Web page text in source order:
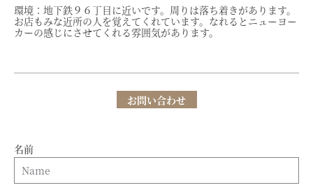
環境：地下鉄９６丁目に近いです。周りは落ち着きがあります。
お店もみな近所の人を覚えてくれています。なれるとニューヨー
カーの感じにさせてくれる雰囲気があります。
お問い合わせ
名前